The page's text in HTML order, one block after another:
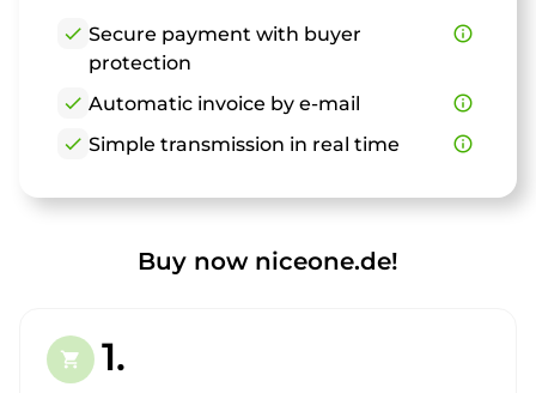
check Secure payment with buyer
protection
info_outline
check Automatic invoice by e-mail
info_outline
check Simple transmission in real time info_outline
Buy now niceone.de!
shopping_cart 1.